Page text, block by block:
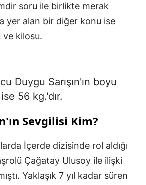
soru ile birlikte merak
yer alan bir diğer konu ise
kilosu.
Duygu Sarışın'ın boyu
56 kg.'dır.
Sevgilisi Kim?
İçerde dizisinde rol aldığı
Çağatay Ulusoy ile ilişki
Yaklaşık 7 yıl kadar süren